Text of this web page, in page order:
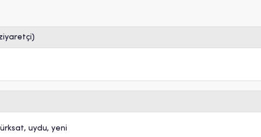
, uydu, yeni